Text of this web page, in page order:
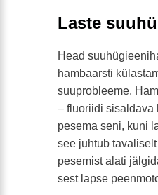
Laste
Head
hambaarsti
suuprobleeme.
– fluoriidi sisaldava
pesema seni, kuni
see juhtub
pesemist alati
sest lapse